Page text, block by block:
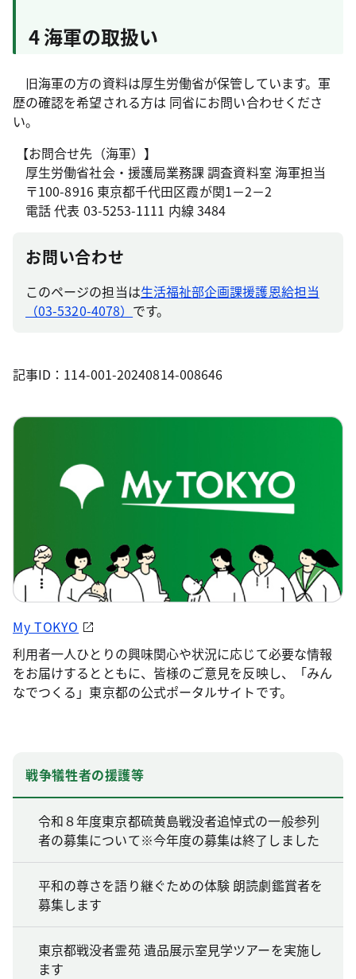
4 海軍の取扱い
旧海軍の方の資料は厚生労働省が保管しています。軍
歴の確認を希望される方は 同省にお問い合わせくださ
い。
【お問合せ先（海軍）】
厚生労働省社会・援護局業務課 調査資料室 海軍担当
〒100-8916 東京都千代田区霞が関1－2－2
電話 代表 03-5253-1111 内線 3484
お問い合わせ
このページの担当は生活福祉部企画課援護恩給担当
（03-5320-4078） です。
記事ID：114-001-20240814-008646
My TOKYO
利用者一人ひとりの興味関心や状況に応じて必要な情報
をお届けするとともに、皆様のご意見を反映し、「みん
なでつくる」東京都の公式ポータルサイトです。
戦争犠牲者の援護等
令和８年度東京都硫黄島戦没者追悼式の一般参列
者の募集について※今年度の募集は終了しました
平和の尊さを語り継ぐための体験 朗読劇鑑賞者を
募集します
東京都戦没者霊苑 遺品展示室見学ツアーを実施し
ます